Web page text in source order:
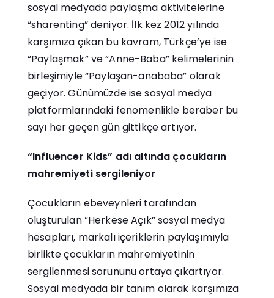
sosyal medyada paylaşma aktivitelerine
“sharenting” deniyor. İlk kez 2012 yılında
karşımıza çıkan bu kavram, Türkçe’ye ise
“Paylaşmak” ve “Anne-Baba” kelimelerinin
birleşimiyle “Paylaşan-anababa” olarak
geçiyor. Günümüzde ise sosyal medya
platformlarındaki fenomenlikle beraber bu
sayı her geçen gün gittikçe artıyor.
“Influencer Kids” adı altında çocukların
mahremiyeti sergileniyor
Çocukların ebeveynleri tarafından
oluşturulan “Herkese Açık” sosyal medya
hesapları, markalı içeriklerin paylaşımıyla
birlikte çocukların mahremiyetinin
sergilenmesi sorununu ortaya çıkartıyor.
Sosyal medyada bir tanım olarak karşımıza